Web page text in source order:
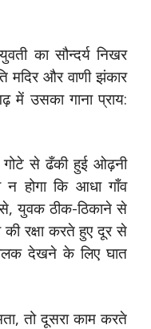
का सौन्दर्य निखर
और वाणी झंकार
में उसका गाना प्राय:
गोटे से ढँकी हुई ओढ़नी
होगा कि आधा गाँव
युवक ठीक-ठिकाने से
की रक्षा करते हुए दूर से
देखने के लिए घात
तो दूसरा काम करते